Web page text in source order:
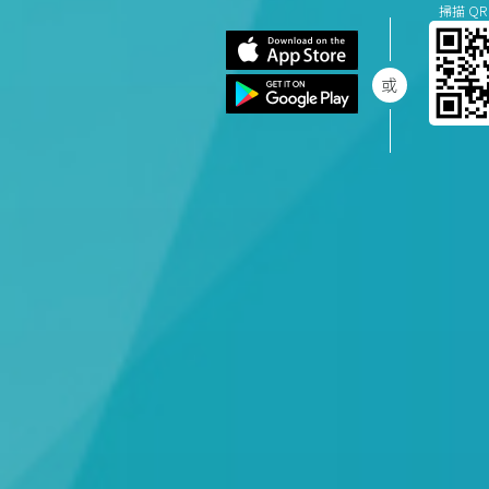
掃描